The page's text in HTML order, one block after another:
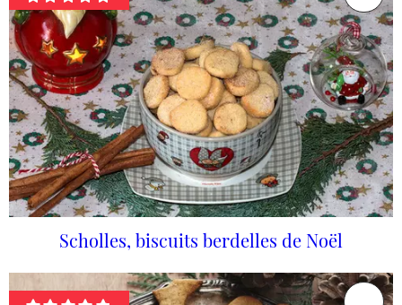
Scholles, biscuits berdelles de Noël